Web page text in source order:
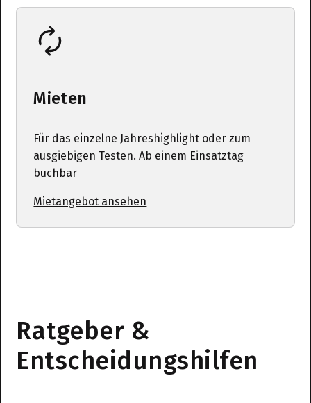
Mieten
Für das einzelne Jahreshighlight oder zum
ausgiebigen Testen. Ab einem Einsatztag
buchbar
Mietangebot ansehen
Ratgeber &
Entscheidungshilfen